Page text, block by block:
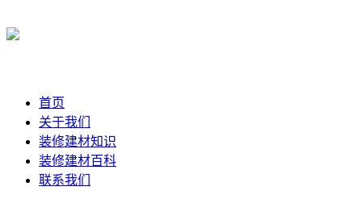
首页
关于我们
装修建材知识
装修建材百科
联系我们